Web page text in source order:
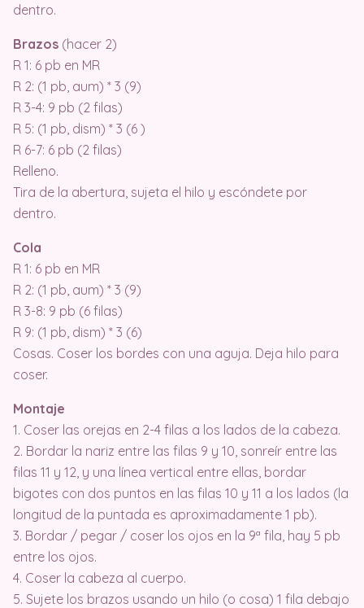
dentro.
Brazos (hacer 2)
R 1: 6 pb en MR
R 2: (1 pb, aum) * 3 (9)
R 3-4: 9 pb (2 filas)
R 5: (1 pb, dism) * 3 (6 )
R 6-7: 6 pb (2 filas)
Relleno.
Tira de la abertura, sujeta el hilo y escóndete por
dentro.
Cola
R 1: 6 pb en MR
R 2: (1 pb, aum) * 3 (9)
R 3-8: 9 pb (6 filas)
R 9: (1 pb, dism) * 3 (6)
Cosas. Coser los bordes con una aguja. Deja hilo para
coser.
Montaje
1. Coser las orejas en 2-4 filas a los lados de la cabeza.
2. Bordar la nariz entre las filas 9 y 10, sonreír entre las
filas 11 y 12, y una línea vertical entre ellas, bordar
bigotes con dos puntos en las filas 10 y 11 a los lados (la
longitud de la puntada es aproximadamente 1 pb).
3. Bordar / pegar / coser los ojos en la 9ª fila, hay 5 pb
entre los ojos.
4. Coser la cabeza al cuerpo.
5. Sujete los brazos usando un hilo (o cosa) 1 fila debajo